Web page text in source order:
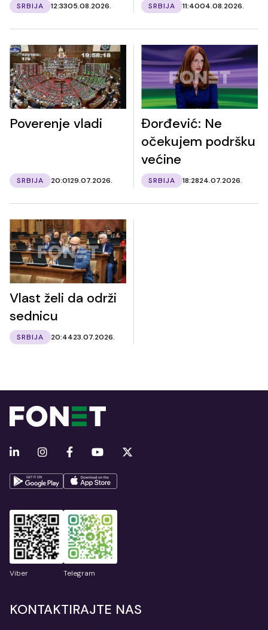
SRBIJA 12:3305.08.2026. SRBIJA 11:4004.08.2026.
Poverenje vladi
SRBIJA 20:0129.07.2026.
Đorđević: Ne
očekujem podršku
većine
SRBIJA 18:2824.07.2026.
Vlast želi da održi
sednicu
SRBIJA 20:4423.07.2026.
Viber Telegram
KONTAKTIRAJTE NAS